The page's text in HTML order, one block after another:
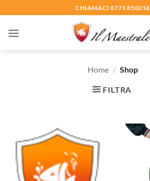
ai
contenuti
CHIAMACI 0773 850216
Home / Shop
FILTRA